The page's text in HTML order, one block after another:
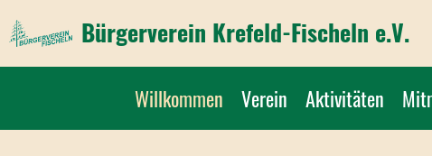
Bürgerverein Krefeld-Fischeln e.V.
Willkommen Verein Aktivitäten